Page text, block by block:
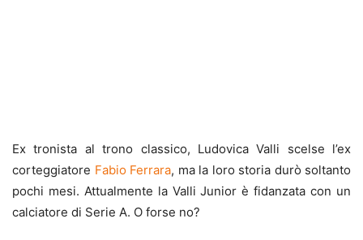
Ex tronista al trono classico, Ludovica Valli scelse l’ex
corteggiatore Fabio Ferrara, ma la loro storia durò soltanto
pochi mesi. Attualmente la Valli Junior è fidanzata con un
calciatore di Serie A. O forse no?